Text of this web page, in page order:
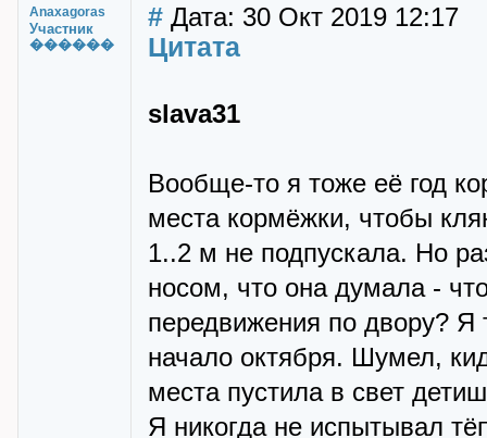
Anaxagoras
Участник
������
# Дата: 30 Окт 2019 12:17
Цитата
slava31
Вообще-то я тоже её год
места кормёжки, чтобы
1..2 м не подпускала. Но
носом, что она думала -
передвижения по двору? Я
начало октября. Шумел,
места пустила в свет
Я никогда не испытывал